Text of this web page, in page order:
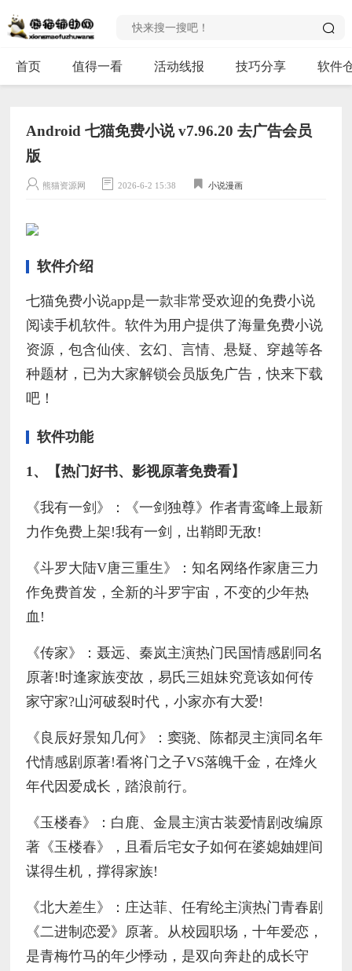
首页 值得一看 活动线报 技巧分享 软件
Android 七猫免费小说 v7.96.20 去广告会员
版
熊猫资源网 2026-6-2 15:38 小说漫画
软件介绍
七猫免费小说app是一款非常受欢迎的免费小说
阅读手机软件。软件为用户提供了海量免费小说
资源，包含仙侠、玄幻、言情、悬疑、穿越等各
种题材，已为大家解锁会员版免广告，快来下载
吧！
软件功能
1、【热门好书、影视原著免费看】
《我有一剑》：《一剑独尊》作者青鸾峰上最新
力作免费上架!我有一剑，出鞘即无敌!
《斗罗大陆V唐三重生》：知名网络作家唐三力
作免费首发，全新的斗罗宇宙，不变的少年热
血!
《传家》：聂远、秦岚主演热门民国情感剧同名
原著!时逢家族变故，易氏三姐妹究竟该如何传
家守家?山河破裂时代，小家亦有大爱!
《良辰好景知几何》：窦骁、陈都灵主演同名年
代情感剧原著!看将门之子VS落魄千金，在烽火
年代因爱成长，踏浪前行。
《玉楼春》：白鹿、金晨主演古装爱情剧改编原
著《玉楼春》，且看后宅女子如何在婆媳妯娌间
谋得生机，撑得家族!
《北大差生》：庄达菲、任宥纶主演热门青春剧
《二进制恋爱》原著。从校园职场，十年爱恋，
是青梅竹马的年少悸动，是双向奔赴的成长守